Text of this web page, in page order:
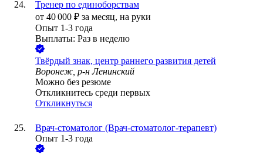
Тренер по единоборствам
от 40 000 ₽ за месяц, на руки
Опыт 1-3 года
Выплаты: Раз в неделю
Твёрдый знак, центр раннего развития детей
Воронеж, р-н Ленинский
Можно без резюме
Откликнитесь среди первых
Откликнуться
Врач-стоматолог (Врач-стоматолог-терапевт)
Опыт 1-3 года